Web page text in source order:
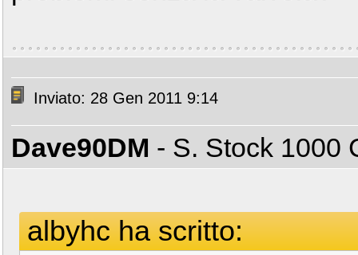
Inviato: 28 Gen 2011 9:14
Dave90DM - S. Stock 1000
albyhc ha scritto: